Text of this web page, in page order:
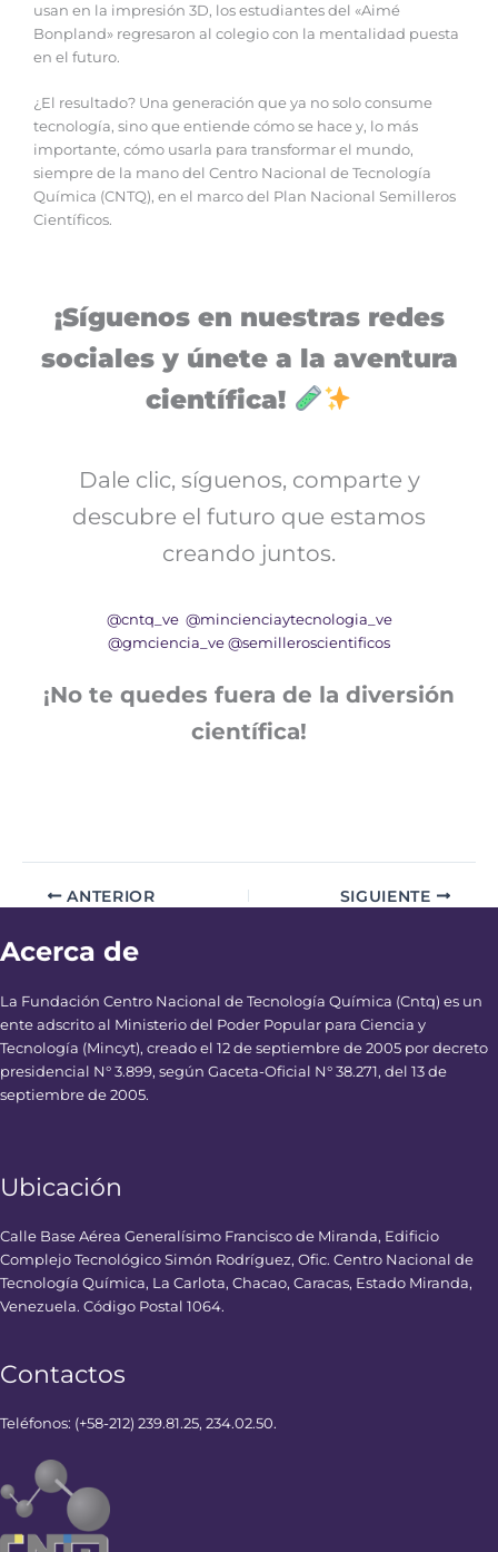
usan en la impresión 3D, los estudiantes del «Aimé
Bonpland» regresaron al colegio con la mentalidad puesta
en el futuro.
¿El resultado? Una generación que ya no solo consume
tecnología, sino que entiende cómo se hace y, lo más
importante, cómo usarla para transformar el mundo,
siempre de la mano del Centro Nacional de Tecnología
Química (CNTQ), en el marco del Plan Nacional Semilleros
Científicos.
¡Síguenos en nuestras redes
sociales y únete a la aventura
científica!
Dale clic, síguenos, comparte y
descubre el futuro que estamos
creando juntos.
@cntq_ve @mincienciaytecnologia_ve
@gmciencia_ve @semilleroscientificos
¡No te quedes fuera de la diversión
científica!
ANTERIOR SIGUIENTE
Acerca de
La Fundación Centro Nacional de Tecnología Química (Cntq) es un
ente adscrito al Ministerio del Poder Popular para Ciencia y
Tecnología (Mincyt), creado el 12 de septiembre de 2005 por decreto
presidencial N° 3.899, según Gaceta-Oficial N° 38.271, del 13 de
septiembre de 2005.
Ubicación
Calle Base Aérea Generalísimo Francisco de Miranda, Edificio
Complejo Tecnológico Simón Rodríguez, Ofic. Centro Nacional de
Tecnología Química, La Carlota, Chacao, Caracas, Estado Miranda,
Venezuela. Código Postal 1064.
Contactos
Teléfonos: (+58-212) 239.81.25, 234.02.50.